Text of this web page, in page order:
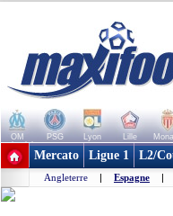
OM PSG Lyon Lille
+ de clubs
Mercato Ligue 1 L2/
Angleterre | Espagne |